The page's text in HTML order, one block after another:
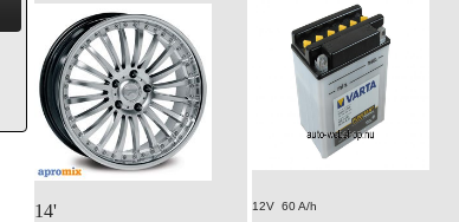
14' 12V 60 A/h